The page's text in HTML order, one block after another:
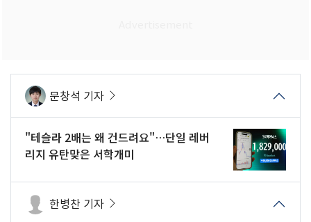
문창석 기자
"테슬라 2배는 왜 건드려요"…단일 레버
리지 유탄맞은 서학개미
한병찬 기자